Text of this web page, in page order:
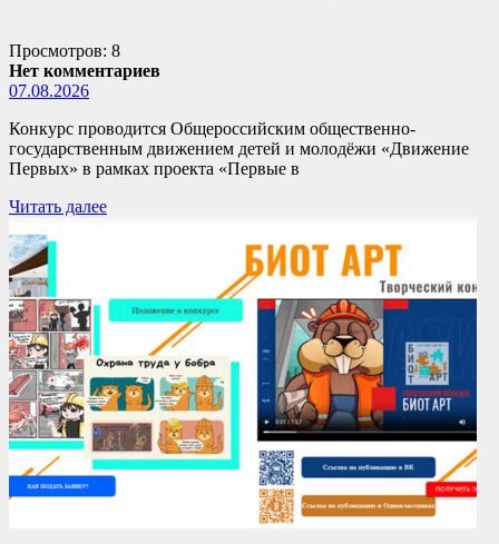
Просмотров: 8
Нет комментариев
07.08.2026
Конкурс проводится Общероссийским общественно-
государственным движением детей и молодёжи «Движение
Первых» в рамках проекта «Первые в
Читать далее